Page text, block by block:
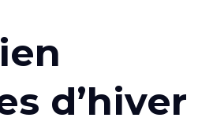
d’hiver